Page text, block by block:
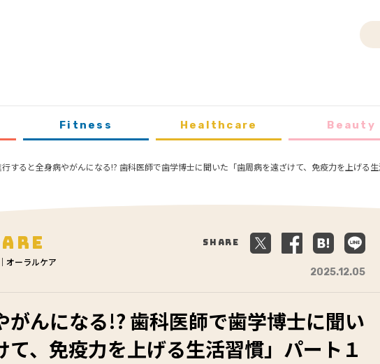
Fitness Healthcare Beauty
行すると全身病やがんになる!? 歯科医師で歯学博士に聞いた「歯周病を遠ざけて、免疫力を上げる生
オーラルケア
2025.12.05
がんになる!? 歯科医師で歯学博士に聞い
て、免疫力を上げる生活習慣」パート１
Share